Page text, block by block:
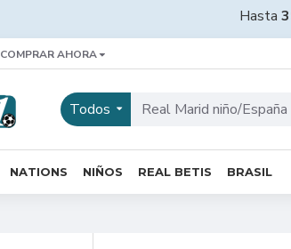
Hasta
COMPRAR AHORA
Todos
NATIONS NIÑOS REAL BETIS BRASIL